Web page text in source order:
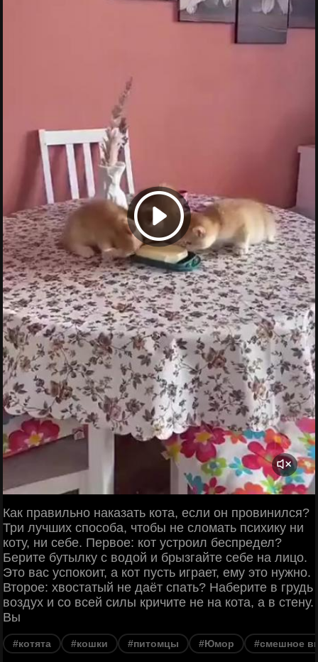
Как правильно наказать кота, если он провинился?
Три лучших способа, чтобы не сломать психику ни
коту, ни себе. Первое: кот устроил беспредел?
Берите бутылку с водой и брызгайте себе на лицо.
Это вас успокоит, а кот пусть играет, ему это нужно.
Второе: хвостатый не даёт спать? Наберите в грудь
воздух и со всей силы кричите не на кота, а в стену.
Вы
#котята #кошки #питомцы #Юмор #смешное